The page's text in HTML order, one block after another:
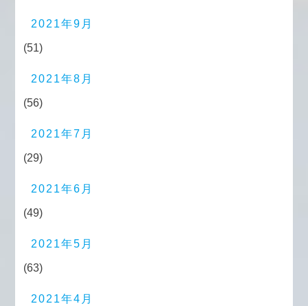
2021年9月
(51)
2021年8月
(56)
2021年7月
(29)
2021年6月
(49)
2021年5月
(63)
2021年4月